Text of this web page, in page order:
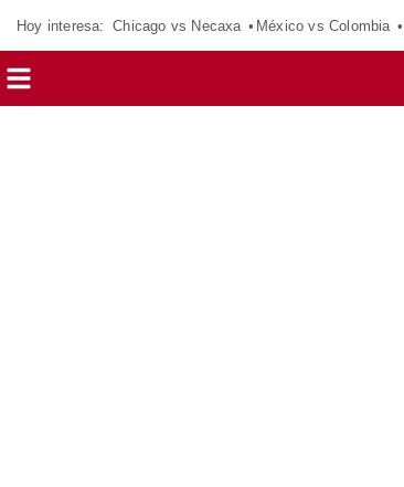
Hoy interesa: Chicago vs Necaxa México vs Colombia